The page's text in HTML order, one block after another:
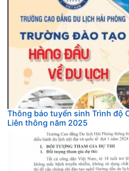
Thông báo tuyển sinh Trình độ
Liên thông năm 2025